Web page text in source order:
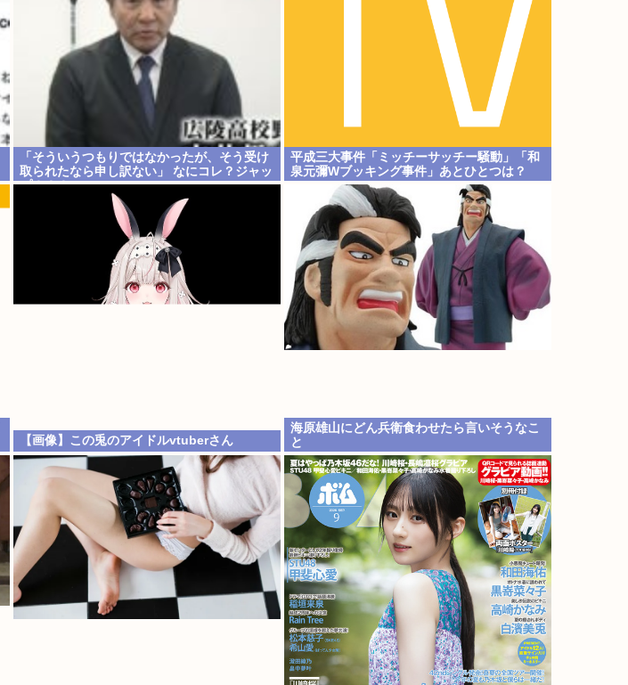
「そういうつもりではなかったが、そう受け
取られたなら申し訳ない」 なにコレ？ジャッ
プ？？？
平成三大事件「ミッチーサッチー騒動」「和
泉元彌Wブッキング事件」あとひとつは？
【画像】この兎のアイドルvtuberさん
海原雄山にどん兵衛食わせたら言いそうなこ
と